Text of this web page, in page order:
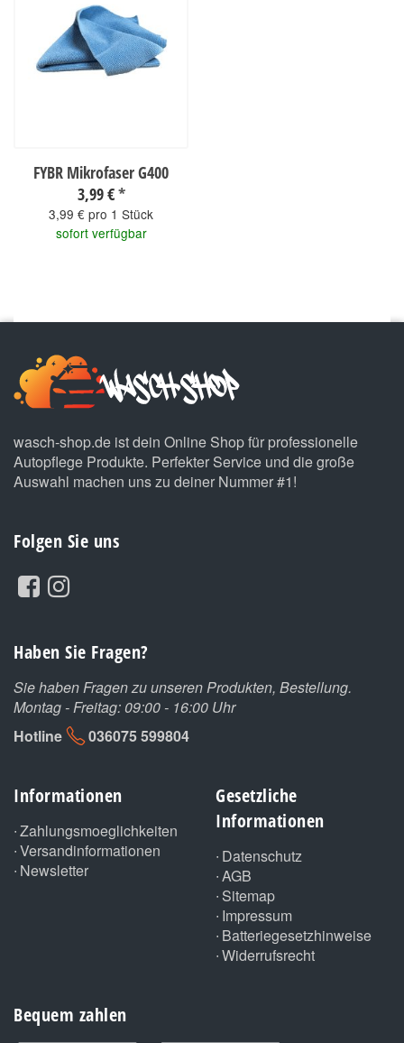
FYBR Mikrofaser G400
3,99 €*
3,99 € pro 1 Stück
sofort verfügbar
wasch-shop.de ist dein Online Shop für professionelle
Autopflege Produkte. Perfekter Service und die große
Auswahl machen uns zu deiner Nummer #1!
Folgen Sie uns
Haben Sie Fragen?
Sie haben Fragen zu unseren Produkten, Bestellung.
Montag - Freitag: 09:00 - 16:00 Uhr
Hotline
036075 599804
Informationen
Zahlungsmoeglichkeiten
Versandinformationen
Newsletter
Gesetzliche
Informationen
Datenschutz
AGB
Sitemap
Impressum
Batteriegesetzhinweise
Widerrufsrecht
Bequem zahlen